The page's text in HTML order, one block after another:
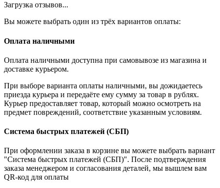
Загрузка отзывов...
Вы можете выбрать один из трёх вариантов оплаты:
Оплата наличными
Оплата наличными доступна при самовывозе из магазина и
доставке курьером.
При выборе варианта оплаты наличными, вы дожидаетесь
приезда курьера и передаёте ему сумму за товар в рублях.
Курьер предоставляет товар, который можно осмотреть на
предмет повреждений, соответствие указанным условиям.
Система быстрых платежей (СБП)
При оформлении заказа в корзине вы можете выбрать вариант
"Система быстрых платежей (СБП)". После подтверждения
заказа менеджером и согласования деталей, мы вышлем вам
QR-код для оплаты